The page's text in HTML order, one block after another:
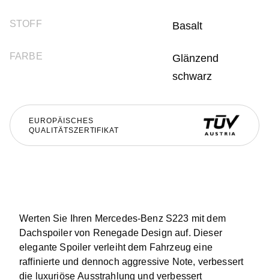
STOFF Basalt
FARBE
Glänzend
schwarz
EUROPÄISCHES
QUALITÄTSZERTIFIKAT
Werten Sie Ihren Mercedes-Benz S223 mit dem
Dachspoiler von Renegade Design auf. Dieser
elegante Spoiler verleiht dem Fahrzeug eine
raffinierte und dennoch aggressive Note, verbessert
die luxuriöse Ausstrahlung und verbessert